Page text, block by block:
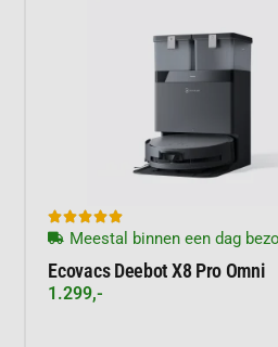

Meestal binnen een dag
Ecovacs Deebot X8 Pro Omni
1.299,-